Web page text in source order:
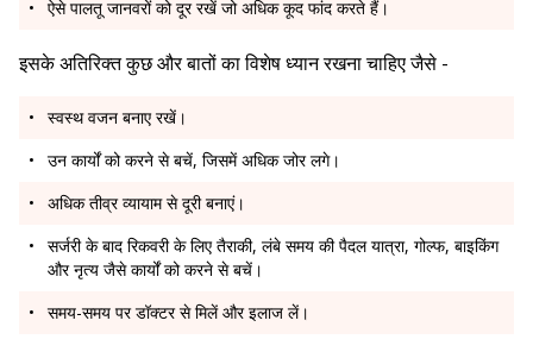
ऐसे पालतू जानवरों को दूर रखें जो अधिक कूद फांद करते हैं।
इसके अतिरिक्त कुछ और बातों का विशेष ध्यान रखना चाहिए जैसे -
स्वस्थ वजन बनाए रखें।
उन कार्यों को करने से बचें, जिसमें अधिक जोर लगे।
अधिक तीव्र व्यायाम से दूरी बनाएं।
सर्जरी के बाद रिकवरी के लिए तैराकी, लंबे समय की पैदल यात्रा, गोल्फ, बाइकिंग
और नृत्य जैसे कार्यों को करने से बचें।
समय-समय पर डॉक्टर से मिलें और इलाज लें।